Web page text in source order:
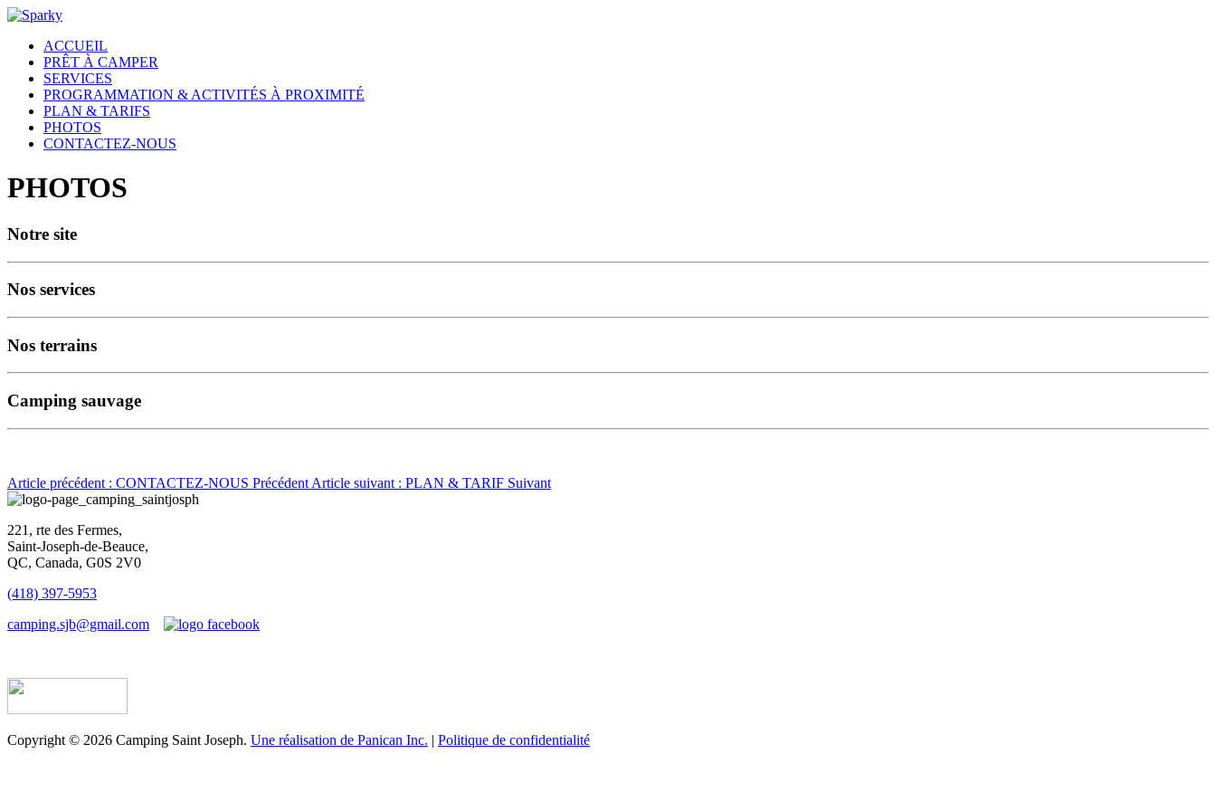
ACCUEIL
PRÊT À CAMPER
SERVICES
PROGRAMMATION & ACTIVITÉS À PROXIMITÉ
PLAN & TARIFS
PHOTOS
CONTACTEZ-NOUS
PHOTOS
Notre site
Nos services
Nos terrains
Camping sauvage
Article précédent : CONTACTEZ-NOUS Précédent Article suivant : PLAN & TARIF Suivant
221, rte des Fermes,
Saint-Joseph-de-Beauce,
QC, Canada, G0S 2V0
(418) 397-5953
camping.sjb@gmail.com
Copyright © 2026 Camping Saint Joseph. Une réalisation de Panican Inc. | Politique de confidentialité